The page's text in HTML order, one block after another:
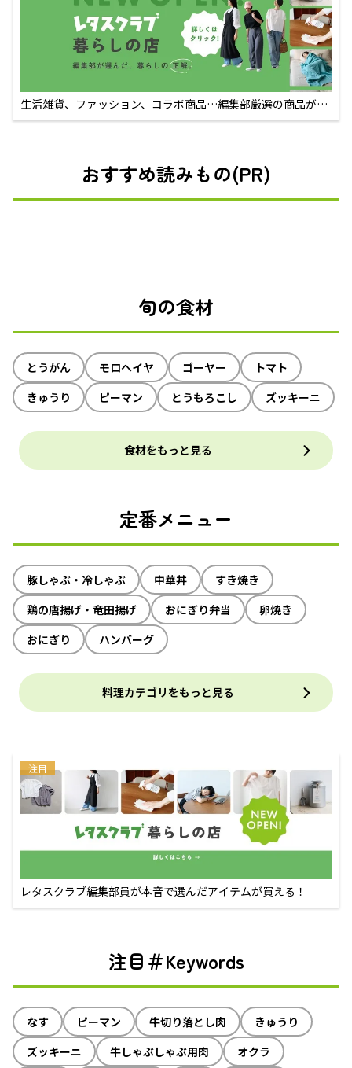
生活雑貨、ファッション、コラボ商品…編集部厳選の商品が買
えるECサイト
おすすめ読みもの(PR)
旬の食材
とうがん モロヘイヤ ゴーヤー
トマト
きゅうり
ピーマン とうもろこし ズッキーニ
食材をもっと見る
定番メニュー
豚しゃぶ・冷しゃぶ 中華丼
すき焼き
鶏の唐揚げ・竜田揚げ
おにぎり弁当
卵焼き
おにぎり
ハンバーグ
料理カテゴリをもっと見る
注目
レタスクラブ編集部員が本音で選んだアイテムが買える！
注目＃Keywords
なす ピーマン 牛切り落とし肉
きゅうり
ズッキーニ
牛しゃぶしゃぶ用肉
オクラ